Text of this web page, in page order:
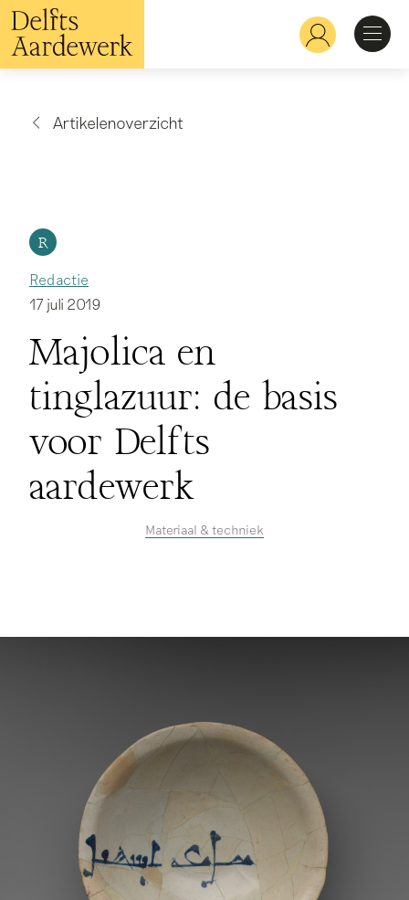
Overslaan
en
naar
de
Hoofdnavigatie
Verdiepen
Artikelenoverzicht
R
Redactie
17 juli 2019
Majolica en
tinglazuur: de basis
voor Delfts
aardewerk
Materiaal & techniek